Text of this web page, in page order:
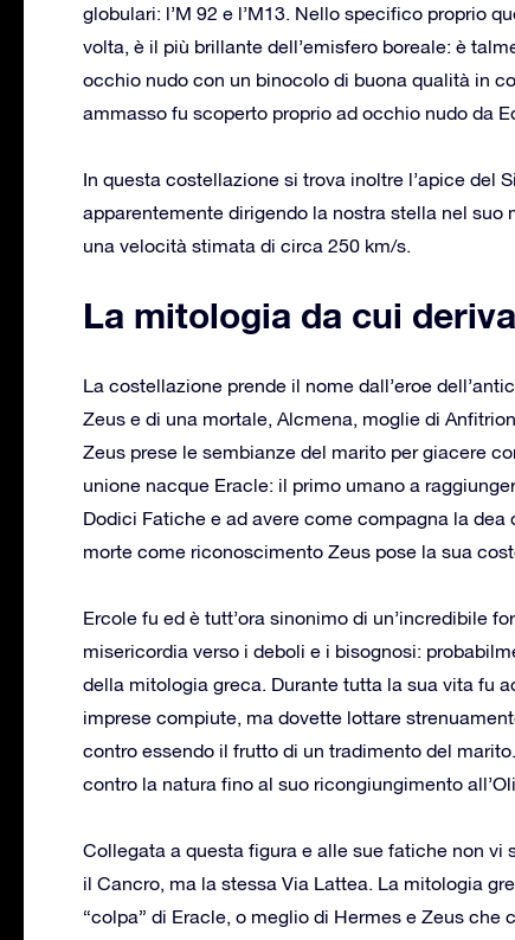
globulari: l’M 92 e l’M13. Nello specifico proprio
volta, è il più brillante dell’emisfero boreale: è
occhio nudo con un binocolo di buona qualità in
ammasso fu scoperto proprio ad occhio nudo da
In questa costellazione si trova inoltre l’apice del
apparentemente dirigendo la nostra stella nel
una velocità stimata di circa 250 km/s.
La mitologia da cui
La costellazione prende il nome dall’eroe
Zeus e di una mortale, Alcmena, moglie di
Zeus prese le sembianze del marito per giacere
unione nacque Eracle: il primo umano a
Dodici Fatiche e ad avere come compagna la
morte come riconoscimento Zeus pose la sua
Ercole fu ed è tutt’ora sinonimo di un’incredibile
misericordia verso i deboli e i bisognosi:
della mitologia greca. Durante tutta la sua vita fu
imprese compiute, ma dovette lottare
contro essendo il frutto di un tradimento del
contro la natura fino al suo ricongiungimento
Collegata a questa figura e alle sue fatiche non vi
il Cancro, ma la stessa Via Lattea. La mitologia
“colpa” di Eracle, o meglio di Hermes e Zeus che